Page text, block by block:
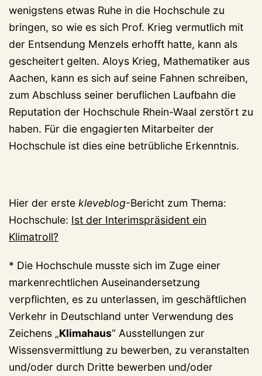
wenigstens etwas Ruhe in die Hochschule zu
bringen, so wie es sich Prof. Krieg vermutlich mit
der Entsendung Menzels erhofft hatte, kann als
gescheitert gelten. Aloys Krieg, Mathematiker aus
Aachen, kann es sich auf seine Fahnen schreiben,
zum Abschluss seiner beruflichen Laufbahn die
Reputation der Hochschule Rhein-Waal zerstört zu
haben. Für die engagierten Mitarbeiter der
Hochschule ist dies eine betrübliche Erkenntnis.
Hier der erste kleveblog-Bericht zum Thema:
Hochschule: Ist der Interimspräsident ein
Klimatroll?
* Die Hochschule musste sich im Zuge einer
markenrechtlichen Auseinandersetzung
verpflichten, es zu unterlassen, im geschäftlichen
Verkehr in Deutschland unter Verwendung des
Zeichens „Klimahaus“ Ausstellungen zur
Wissensvermittlung zu bewerben, zu veranstalten
und/oder durch Dritte bewerben und/oder